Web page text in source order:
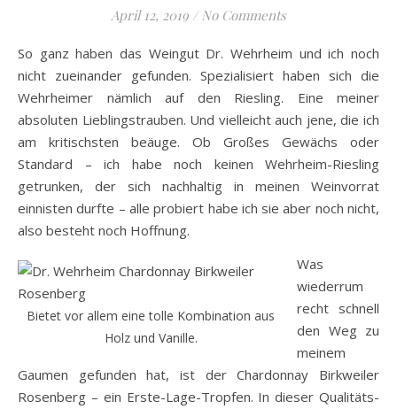
April 12, 2019 / No Comments
So ganz haben das Weingut Dr. Wehrheim und ich noch
nicht zueinander gefunden. Spezialisiert haben sich die
Wehrheimer nämlich auf den Riesling. Eine meiner
absoluten Lieblingstrauben. Und vielleicht auch jene, die ich
am kritischsten beäuge. Ob Großes Gewächs oder
Standard – ich habe noch keinen Wehrheim-Riesling
getrunken, der sich nachhaltig in meinen Weinvorrat
einnisten durfte – alle probiert habe ich sie aber noch nicht,
also besteht noch Hoffnung.
Bietet vor allem eine tolle Kombination aus
Holz und Vanille.
Was
wiederrum
recht schnell
den Weg zu
meinem
Gaumen gefunden hat, ist der Chardonnay Birkweiler
Rosenberg – ein Erste-Lage-Tropfen. In dieser Qualitäts-